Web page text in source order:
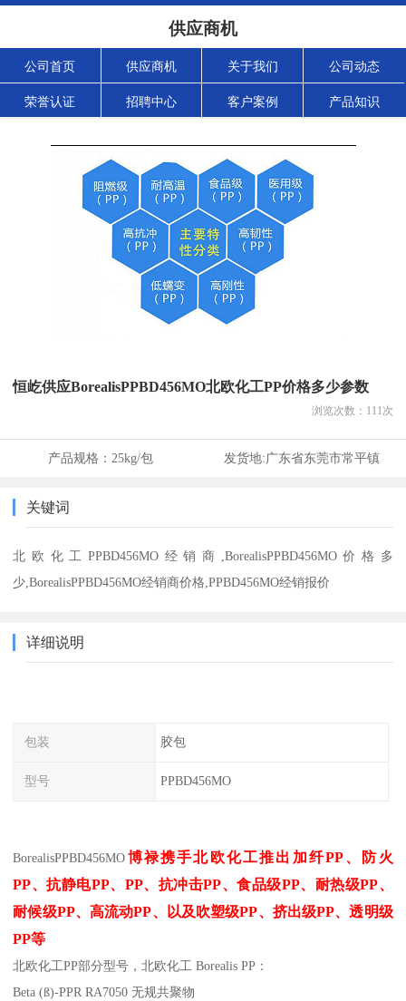
供应商机
公司首页 供应商机 关于我们 公司动态
荣誉认证 招聘中心 客户案例 产品知识
恒屹供应BorealisPPBD456MO北欧化工PP价格多少参数
浏览次数： 111次
产品规格： 25kg/包 发货地:广东省东莞市常平镇
关键词
北欧化工PPBD456MO经销商,BorealisPPBD456MO价格多
少,BorealisPPBD456MO经销商价格,PPBD456MO经销报价
详细说明
包装 胶包
型号 PPBD456MO
BorealisPPBD456MO 博禄携手北欧化工推出 加纤PP、防火
PP、抗静电PP、 PP、抗冲击PP、食品级PP、耐热级PP、
耐候级PP、高流动PP、以及吹塑级PP、挤出级PP、透明级
PP等
北欧化工PP部分型号，北欧化工 Borealis PP：
Beta (ß)-PPR RA7050 无规共聚物